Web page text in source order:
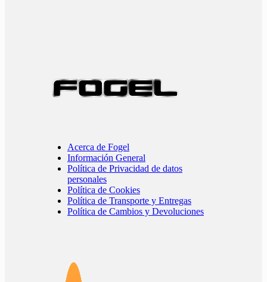
Acerca de Fogel
Información General
Política de Privacidad de datos
personales
Política de Cookies
Política de Transporte y Entregas
Política de Cambios y Devoluciones